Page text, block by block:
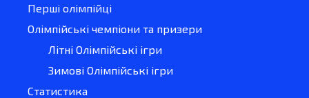
Перші олімпійці
Олімпійські чемпіони та призери
Літні Олімпійські ігри
Зимові Олімпійські ігри
Статистика